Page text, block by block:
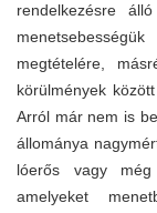
rendelkezésre
megtételére,
körülmények
Arról már nem is
állománya
lóerős vagy még
amelyeket